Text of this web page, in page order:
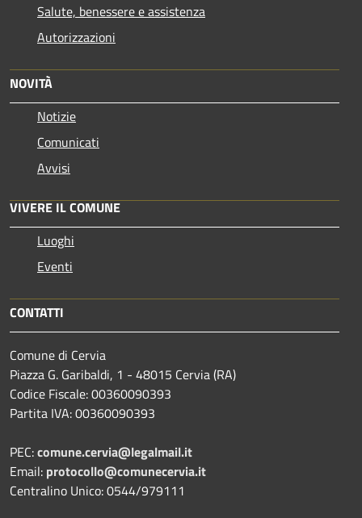
Salute, benessere e assistenza
Autorizzazioni
NOVITÀ
Notizie
Comunicati
Avvisi
VIVERE IL COMUNE
Luoghi
Eventi
CONTATTI
Comune di Cervia
Piazza G. Garibaldi, 1 - 48015 Cervia (RA)
Codice Fiscale: 00360090393
Partita IVA: 00360090393
PEC:comune.cervia@legalmail.it
Email: protocollo@comunecervia.it
Centralino Unico: 0544/979111